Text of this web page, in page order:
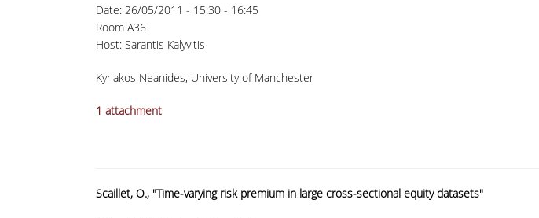
Date:26/05/2011 - 15:30 - 16:45
Room A36
Host: Sarantis Kalyvitis
Kyriakos Neanides, University of Manchester
1 attachment
Scaillet, O., "Time-varying risk premium in large cross-sectional equity datasets"